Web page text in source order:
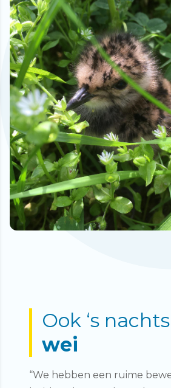
Ook ‘s nachts
wei
“We hebben een ruime